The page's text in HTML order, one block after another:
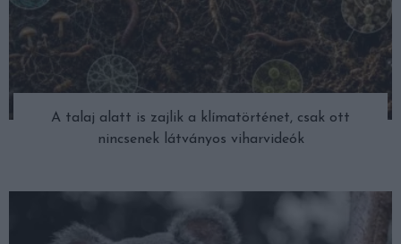
A talaj alatt is zajlik a klímatörténet, csak ott
nincsenek látványos viharvideók